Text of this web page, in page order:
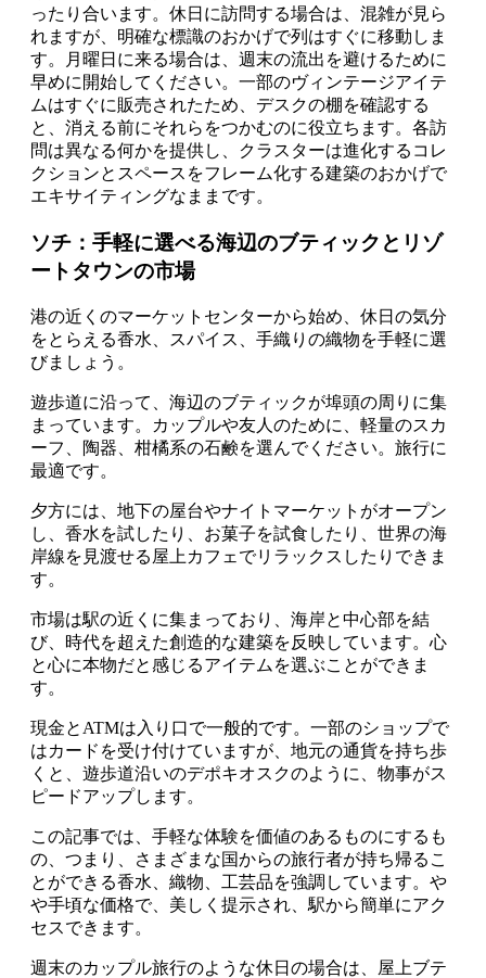
ったり合います。休日に訪問する場合は、混雑が見ら
れますが、明確な標識のおかげで列はすぐに移動しま
す。月曜日に来る場合は、週末の流出を避けるために
早めに開始してください。一部のヴィンテージアイテ
ムはすぐに販売されたため、デスクの棚を確認する
と、消える前にそれらをつかむのに役立ちます。各訪
問は異なる何かを提供し、クラスターは進化するコレ
クションとスペースをフレーム化する建築のおかげで
エキサイティングなままです。
ソチ：手軽に選べる海辺のブティックとリゾ
ートタウンの市場
港の近くのマーケットセンターから始め、休日の気分
をとらえる香水、スパイス、手織りの織物を手軽に選
びましょう。
遊歩道に沿って、海辺のブティックが埠頭の周りに集
まっています。カップルや友人のために、軽量のスカ
ーフ、陶器、柑橘系の石鹸を選んでください。旅行に
最適です。
夕方には、地下の屋台やナイトマーケットがオープン
し、香水を試したり、お菓子を試食したり、世界の海
岸線を見渡せる屋上カフェでリラックスしたりできま
す。
市場は駅の近くに集まっており、海岸と中心部を結
び、時代を超えた創造的な建築を反映しています。心
と心に本物だと感じるアイテムを選ぶことができま
す。
現金とATMは入り口で一般的です。一部のショップで
はカードを受け付けていますが、地元の通貨を持ち歩
くと、遊歩道沿いのデポキオスクのように、物事がス
ピードアップします。
この記事では、手軽な体験を価値のあるものにするも
の、つまり、さまざまな国からの旅行者が持ち帰るこ
とができる香水、織物、工芸品を強調しています。や
や手頃な価格で、美しく提示され、駅から簡単にアク
セスできます。
週末のカップル旅行のような休日の場合は、屋上ブテ